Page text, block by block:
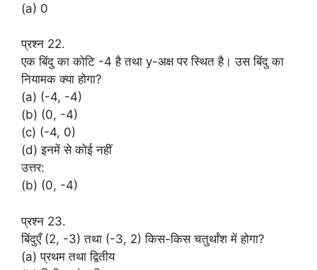
(a) 0
प्रश्न 22.
एक बिंदु का कोटि -4 है तथा y-अक्ष पर स्थित है। उस बिंदु का
नियामक क्या होगा?
(a) (-4, -4)
(b) (0, -4)
(c) (-4, 0)
(d) इनमें से कोई नहीं
उत्तर:
(b) (0, -4)
प्रश्न 23.
बिंदुएँ (2, -3) तथा (-3, 2) किस-किस चतुर्थांश में होगा?
(a) प्रथम तथा द्वितीय